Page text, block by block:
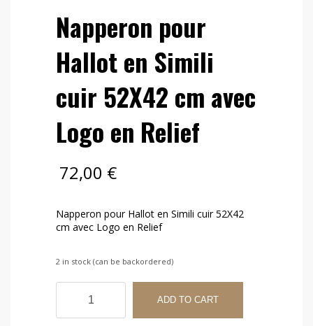
Napperon pour
Hallot en Simili
cuir 52X42 cm avec
Logo en Relief
72,00 €
Napperon pour Hallot en Simili cuir 52X42
cm avec Logo en Relief
2 in stock (can be backordered)
Napperon
Hallot
ADD TO CART